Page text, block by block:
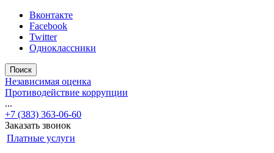
Вконтакте
Facebook
Twitter
Одноклассники
Поиск
Независимая оценка
Противодействие коррупции
...
+7 (383) 363-06-60
Заказать звонок
Платные услуги